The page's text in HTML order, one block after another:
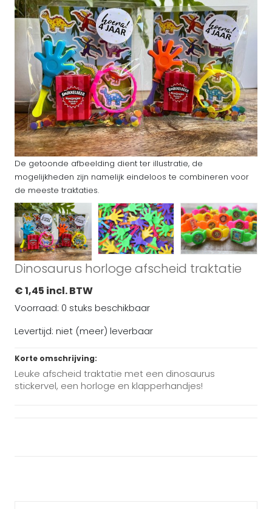
De getoonde afbeelding dient ter illustratie, de
mogelijkheden zijn namelijk eindeloos te combineren voor
de meeste traktaties.
Dinosaurus horloge afscheid traktatie
€ 1,45 incl. BTW
Voorraad: 0 stuks beschikbaar
Levertijd: niet (meer) leverbaar
Korte omschrijving:
Leuke afscheid traktatie met een dinosaurus
stickervel, een horloge en klapperhandjes!